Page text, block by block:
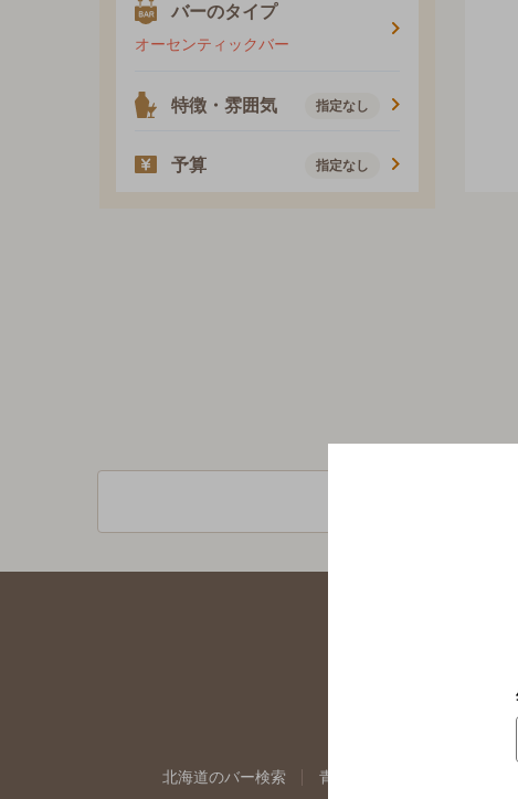
バーのタイプ
オーセンティックバー
特徴・雰囲気 指定なし
予算 指定なし
北海道のバー検索 青森県のバー検索